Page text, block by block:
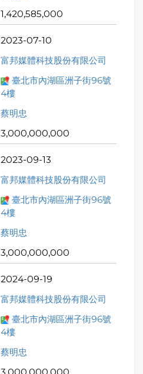
1,420,585,000
2023-07-10
富邦媒體科技股份有限公司
臺北市內湖區洲子街96號
4樓
蔡明忠
3,000,000,000
2023-09-13
富邦媒體科技股份有限公司
臺北市內湖區洲子街96號
4樓
蔡明忠
3,000,000,000
2024-09-19
富邦媒體科技股份有限公司
臺北市內湖區洲子街96號
4樓
蔡明忠